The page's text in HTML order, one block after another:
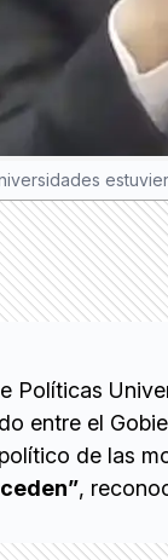
Políticas
entre el
de las
,